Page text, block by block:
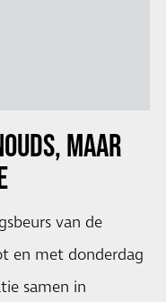
MAAR
van de
en met donderdag
samen in